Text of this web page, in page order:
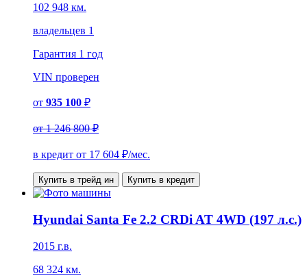
102 948 км.
владельцев 1
Гарантия 1 год
VIN проверен
от 935 100 ₽
от1 246 800 ₽
в кредит от 17 604 ₽/мес.
Купить в трейд ин Купить в кредит
Hyundai Santa Fe 2.2 CRDi AT 4WD (197 л.с.)
2015 г.в.
68 324 км.